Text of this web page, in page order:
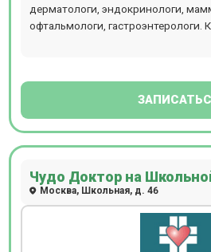
дерматологи, эндокринологи,
офтальмологи, гастроэнтерологи.
расширенный спектр
Чудо Доктор на
Москва, Школьная, д. 46